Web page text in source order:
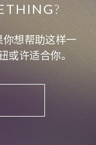
?
想帮助这样一
或许适合你。